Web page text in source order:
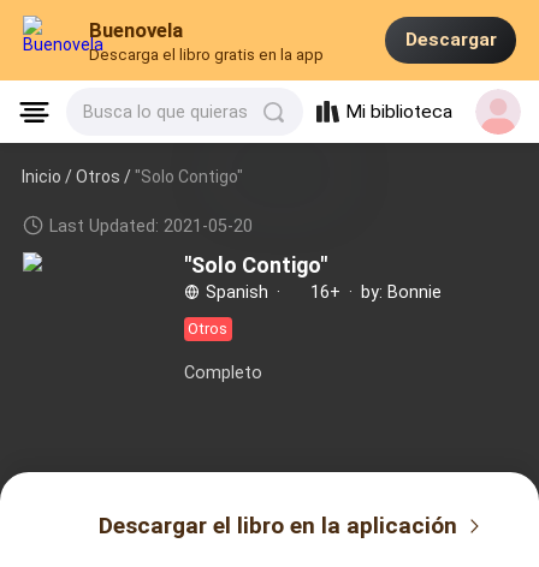
Buenovela
Descarga el libro gratis en la app
Descargar
Busca lo que quieras Mi biblioteca
Inicio /Otros / "Solo Contigo"
Last Updated: 2021-05-20
"Solo Contigo"
Spanish · 16+ · by: Bonnie
Otros
Completo
Descargar el libro en la aplicación